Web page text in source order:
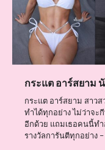
กระแต อาร์สยาม
กระแต อาร์สยาม สาว
ทำได้ทุกอย่าง ไม่ว่าจะ
อีกด้วย แถมเธอคนนี้ทำ
รางวัลการันตีทุกอย่าง